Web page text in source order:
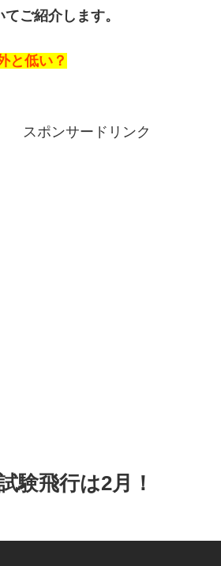
ご紹介します。
と低い？
スポンサードリンク
験飛行は2月！